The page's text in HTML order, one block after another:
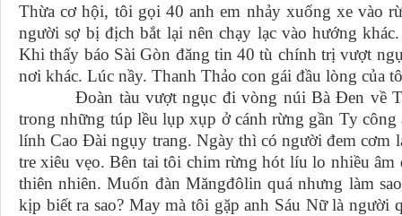
Thừa cơ hội, tôi gọi 40 anh em nhảy xuống xe vào
người sợ bị địch bắt lại nên chạy lạc vào hướng
Khi thấy báo Sài Gòn đăng tin 40 tù chính trị vượt
nơi khác. Lúc nầy. Thanh Thảo con gái đầu lòng của
Đoàn tàu vượt ngục đi vòng núi Bà Đen về Ty
trong những túp lều lụp xụp ở cánh rừng gần Ty
lính Cao Đài ngụy trang. Ngày thì có người đem cơm
tre xiêu vẹo. Bên tai tôi chim rừng hót líu lo nhiều âm
thiên nhiên. Muốn đàn Măngđôlin quá nhưng làm
kịp biết ra sao? May mà tôi gặp anh Sáu Nữ là